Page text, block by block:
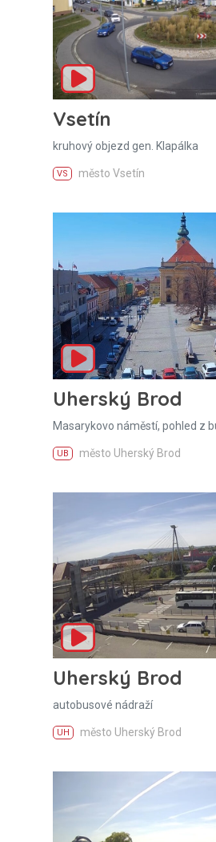
Vsetín
kruhový objezd gen. Klapálka
VS město Vsetín
Uherský Brod
Masarykovo náměstí, pohled z
UB město Uherský Brod
Uherský Brod
autobusové nádraží
UH město Uherský Brod